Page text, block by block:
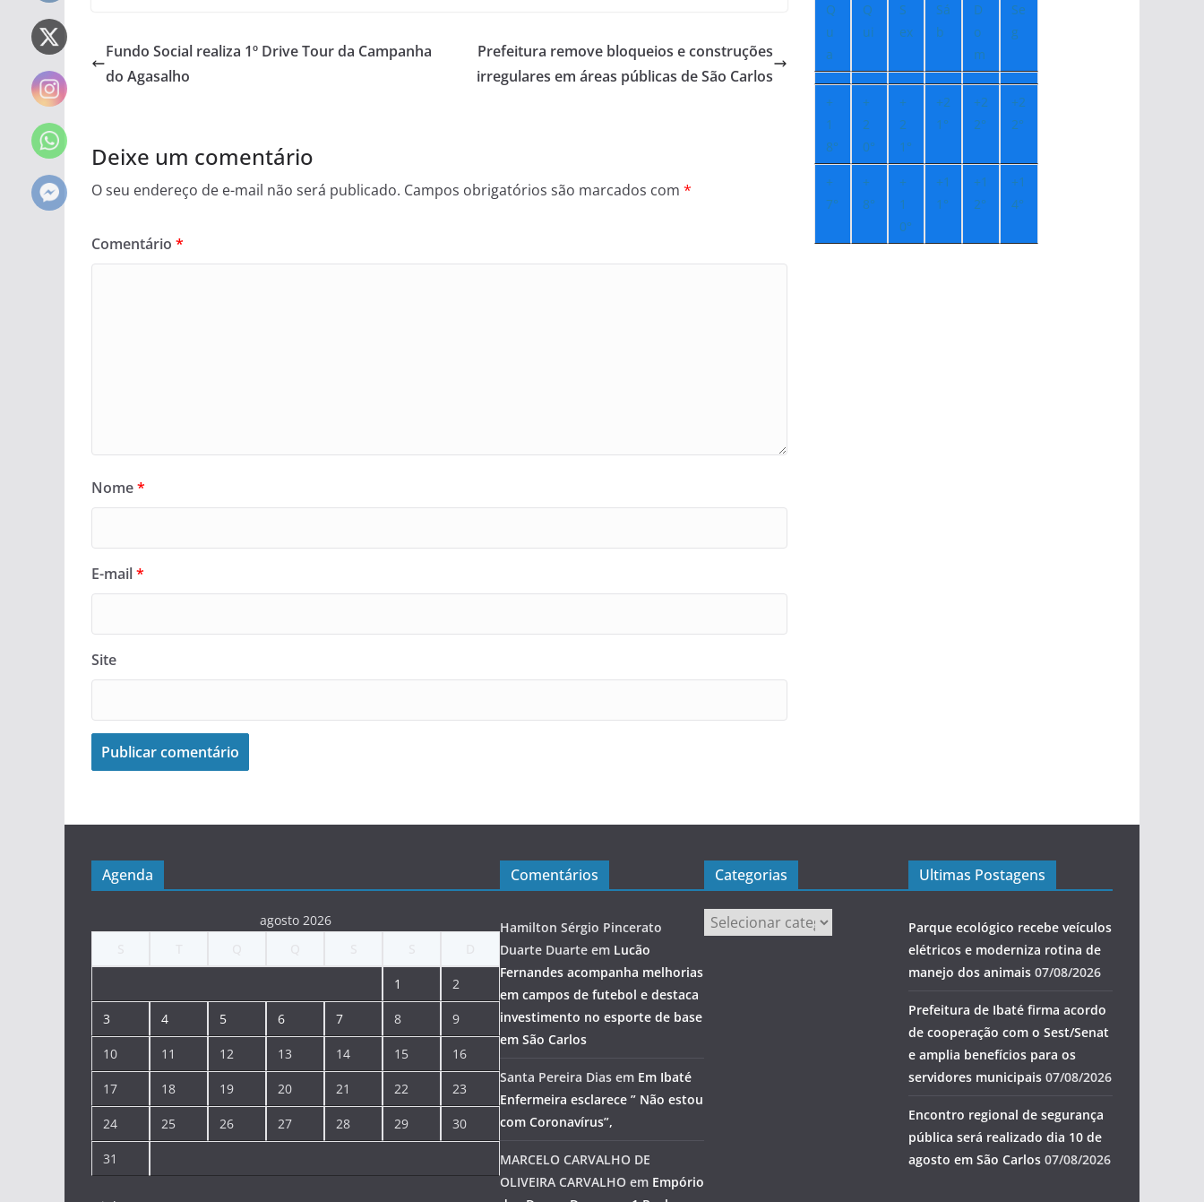
Fundo Social realiza 1º Drive Tour da Campanha
do Agasalho
Prefeitura remove bloqueios e construções
irregulares em áreas públicas de São Carlos
Deixe um comentário
O seu endereço de e-mail não será publicado. Campos obrigatórios são marcados com *
Comentário *
Nome*
E-mail*
Site
Q
u
a
Q
ui
S
ex
Sá
b
D
o
m
Se
g
+
1
8°
+
2
0°
+
2
1°
+2
1°
+2
2°
+2
2°
+
7°
+
8°
+
1
0°
+1
1°
+1
2°
+1
4°
Agenda
agosto 2026
1 2
3 4 5 6 7 8 9
10 11 12 13 14 15 16
17 18 19 20 21 22 23
24 25 26 27 28 29 30
31
Comentários
Hamilton Sérgio Pincerato
Duarte Duarte em Lucão
Fernandes acompanha melhorias
em campos de futebol e destaca
investimento no esporte de base
em São Carlos
Santa Pereira Dias em Em Ibaté
Enfermeira esclarece ” Não estou
com Coronavírus”,
MARCELO CARVALHO DE
OLIVEIRA CARVALHO em Empório
Categorias
Categorias
Ultimas Postagens
Parque ecológico recebe veículos
elétricos e moderniza rotina de
manejo dos animais 07/08/2026
Prefeitura de Ibaté firma acordo
de cooperação com o Sest/Senat
e amplia benefícios para os
servidores municipais 07/08/2026
Encontro regional de segurança
pública será realizado dia 10 de
agosto em São Carlos 07/08/2026